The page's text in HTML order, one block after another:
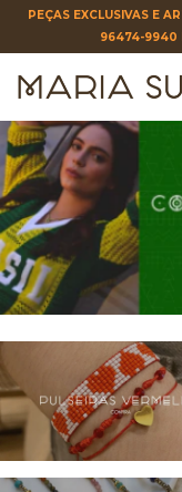
PEÇAS EXCLUSIVAS E
96474-9940